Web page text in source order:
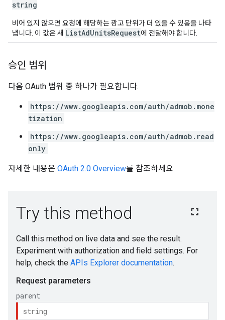
string
비어 있지 않으면 요청에 해당하는 광고 단위가 더 있을 수 있음을 나타
냅니다. 이 값은 새 ListAdUnitsRequest에 전달해야 합니다.
승인 범위
다음 OAuth 범위 중 하나가 필요합니다.
https://www.googleapis.com/auth/admob.mone
tization
https://www.googleapis.com/auth/admob.read
only
자세한 내용은 OAuth 2.0 Overview를 참조하세요.